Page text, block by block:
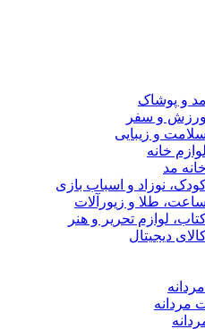
و پوشاک
ورزش و سفر
و زیبایی
خانه
مد
نوزاد و اسباب بازی
طلا و زیورآلات
لوازم تحریر و هنر
دیجیتال
مردانه